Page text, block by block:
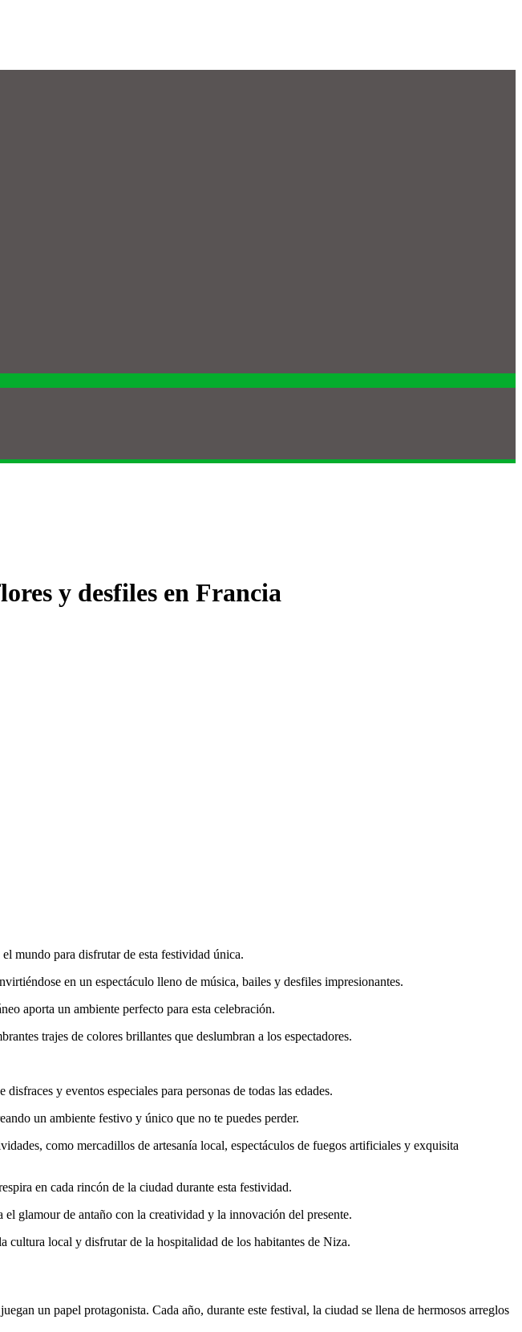
y desfiles en Francia
mundo para disfrutar de esta festividad única.
en un espectáculo lleno de música, bailes y desfiles impresionantes.
aporta un ambiente perfecto para esta celebración.
trajes de colores brillantes que deslumbran a los espectadores.
y eventos especiales para personas de todas las edades.
un ambiente festivo y único que no te puedes perder.
como mercadillos de artesanía local, espectáculos de fuegos artificiales y exquisita
en cada rincón de la ciudad durante esta festividad.
glamour de antaño con la creatividad y la innovación del presente.
cultura local y disfrutar de la hospitalidad de los habitantes de Niza.
un papel protagonista. Cada año, durante este festival, la ciudad se llena de hermosos arreglos